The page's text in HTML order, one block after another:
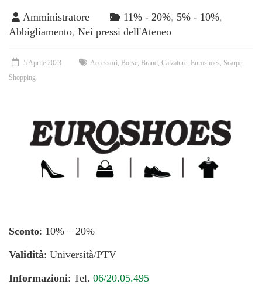
Amministratore 11% - 20%, 5% - 10%,
Abbigliamento, Nei pressi dell'Ateneo
5 Aprile 2023 Accessori Borse Brand Calzature Euroshoes Scarpe
Shopping
Sconto: 10% – 20%
Validità: Università/PTV
Informazioni: Tel. 06/20.05.495